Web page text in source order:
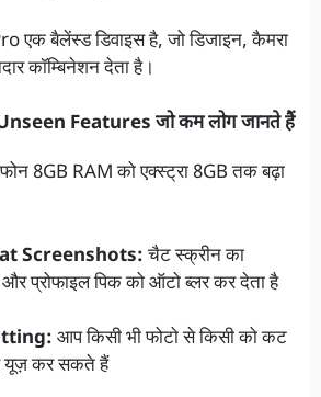
एक बैलेंस्ड डिवाइस है, जो डिजाइन, कैमरा
कॉम्बिनेशन देता है।
Features जो कम लोग जानते हैं
फोन 8GB RAM को एक्स्ट्रा 8GB तक बढ़ा
Screenshots:चैट स्क्रीन का
प्रोफाइल पिक को ऑटो ब्लर कर देता है
आप किसी भी फोटो से किसी को कट
यूज़ कर सकते हैं